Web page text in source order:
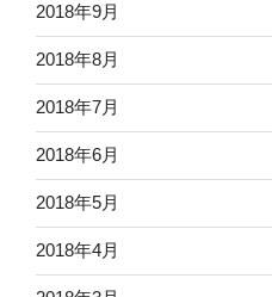
2018年9月
2018年8月
2018年7月
2018年6月
2018年5月
2018年4月